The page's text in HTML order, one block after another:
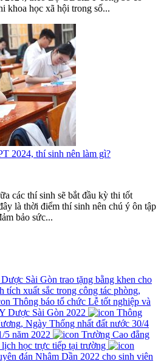
khoa học xã hội trong số...
2024, thí sinh nên làm gì?
các thí sinh sẽ bắt đầu kỳ thi tốt
là thời điểm thí sinh nên chú ý ôn tập
bảo sức...
Sài Gòn trao tặng bằng khen cho
tích xuất sắc trong công tác phòng,
Thông báo tổ chức Lễ tốt nghiệp và
Dược Sài Gòn 2022
Thông
Ngày Thống nhất đất nước 30/4
5 năm 2022
Trường Cao đẳng
học trực tiếp tại trường
đán Nhâm Dần 2022 cho sinh viên